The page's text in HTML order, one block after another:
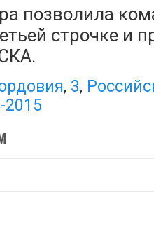
позволила
строчке и
, 3,
2015